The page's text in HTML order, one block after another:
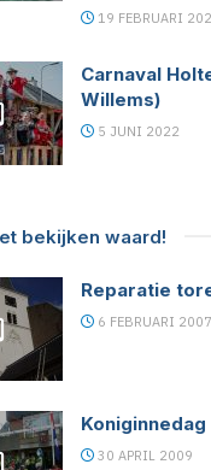
19 FEBRUARI
Carnaval
Willems)
5 JUNI 2022
bekijken waard!
Reparatie
6 FEBRUARI 2007
30 APRIL 2009